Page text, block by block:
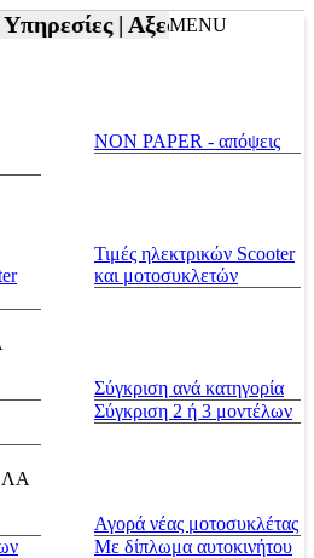
| Αξεσουάρ
MENU
NON PAPER - απόψεις
Τιμές ηλεκτρικών Scooter
και μοτοσυκλετών
Σύγκριση ανά κατηγορία
Σύγκριση 2 ή 3 μοντέλων
Αγορά νέας μοτοσυκλέτας
Με δίπλωμα αυτοκινήτου